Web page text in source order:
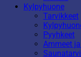
Kylpyhuone
Tarvikkeet
Pyyhkeet
Ammeet